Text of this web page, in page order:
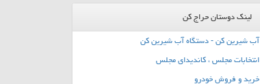
لینک دوستان حراج کن
آب شیرین کن - دستگاه آب شیرین کن
انتخابات مجلس ، کاندیدای مجلس
خرید و فروش خودرو